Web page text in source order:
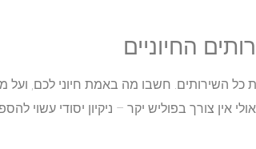
החיוניים
כל השירותים. חשבו מה באמת חיוני לכם, ועל
אין צורך בפוליש יקר – ניקיון יסודי עשוי